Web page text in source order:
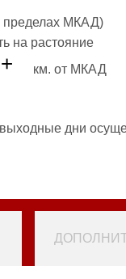
пределах МКАД)
на растояние
+ км. от МКАД
дни